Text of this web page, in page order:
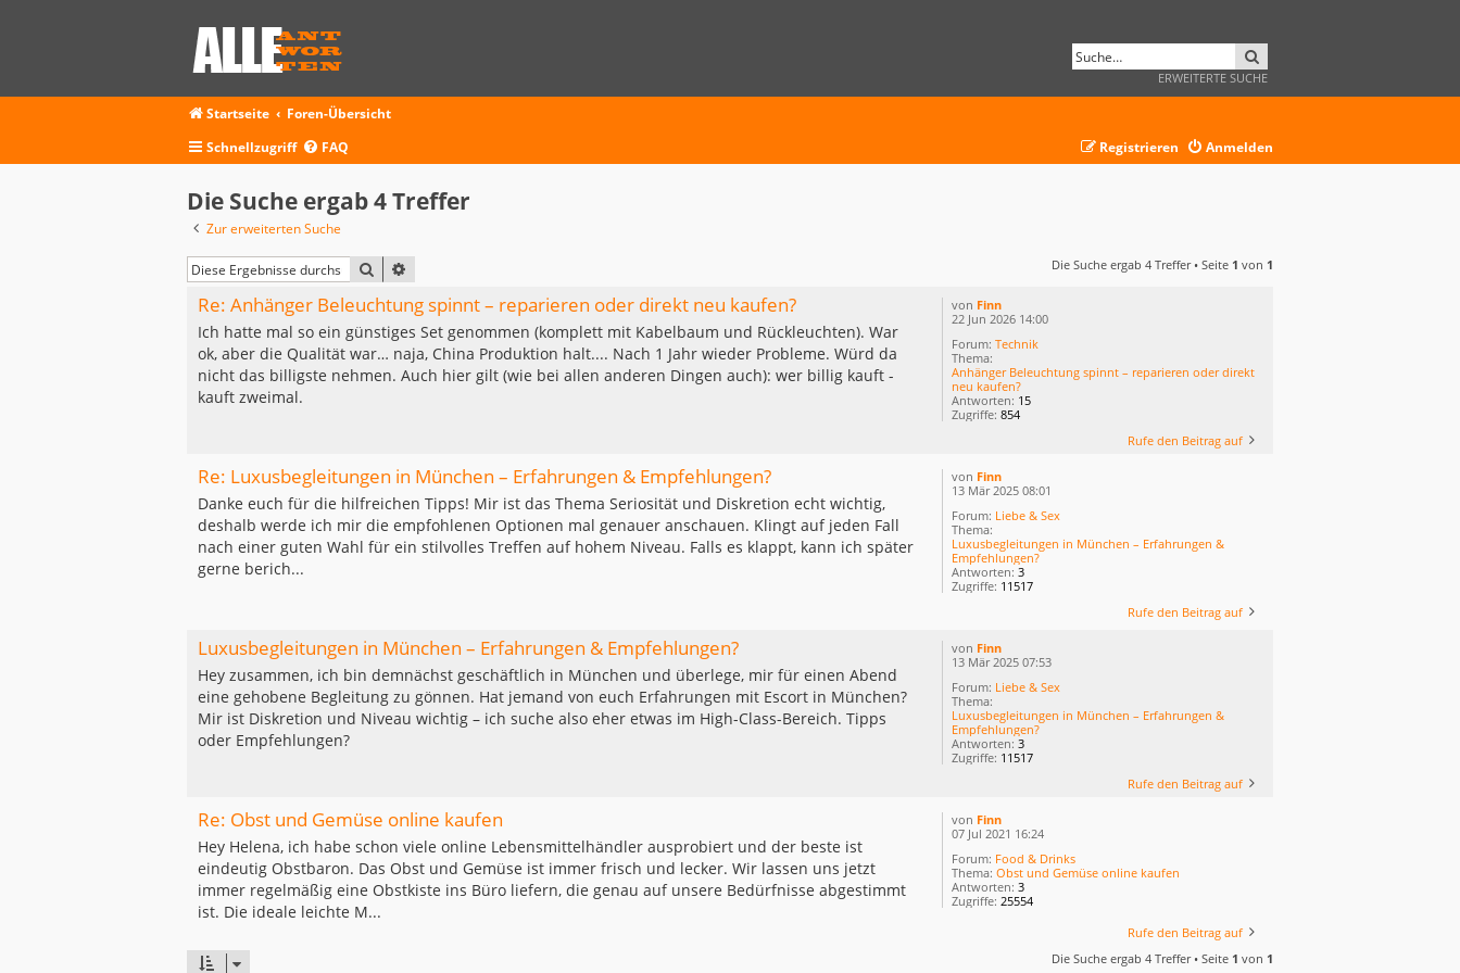
ERWEITERTE SUCHE
Startseite
Foren-Übersicht
Schnellzugriff
FAQ Anmelden
Registrieren
Die Suche ergab 4 Treffer
Zur erweiterten Suche
SUCHE Die Suche ergab 4 Treffer • Seite 1 von 1
von Finn
22 Jun 2026 14:00
Forum: Technik
Thema:
Anhänger Beleuchtung spinnt – reparieren oder direkt
neu kaufen?
Antworten: 15
Zugriffe: 854
Re: Anhänger Beleuchtung spinnt – reparieren oder direkt neu kaufen?
Ich hatte mal so ein günstiges Set genommen (komplett mit Kabelbaum und Rückleuchten). War
ok, aber die Qualität war… naja, China Produktion halt.... Nach 1 Jahr wieder Probleme. Würd da
nicht das billigste nehmen. Auch hier gilt (wie bei allen anderen Dingen auch): wer billig kauft -
kauft zweimal.
Rufe den Beitrag auf
von Finn
13 Mär 2025 08:01
Forum: Liebe & Sex
Thema:
Luxusbegleitungen in München – Erfahrungen &
Empfehlungen?
Antworten: 3
Zugriffe: 11517
Re: Luxusbegleitungen in München – Erfahrungen & Empfehlungen?
Danke euch für die hilfreichen Tipps! Mir ist das Thema Seriosität und Diskretion echt wichtig,
deshalb werde ich mir die empfohlenen Optionen mal genauer anschauen. Klingt auf jeden Fall
nach einer guten Wahl für ein stilvolles Treffen auf hohem Niveau. Falls es klappt, kann ich später
gerne berich...
Rufe den Beitrag auf
von Finn
13 Mär 2025 07:53
Forum: Liebe & Sex
Thema:
Luxusbegleitungen in München – Erfahrungen &
Empfehlungen?
Antworten: 3
Zugriffe: 11517
Luxusbegleitungen in München – Erfahrungen & Empfehlungen?
Hey zusammen, ich bin demnächst geschäftlich in München und überlege, mir für einen Abend
eine gehobene Begleitung zu gönnen. Hat jemand von euch Erfahrungen mit Escort in München?
Mir ist Diskretion und Niveau wichtig – ich suche also eher etwas im High-Class-Bereich. Tipps
oder Empfehlungen?
Rufe den Beitrag auf
von Finn
07 Jul 2021 16:24
Forum: Food & Drinks
Thema: Obst und Gemüse online kaufen
Antworten: 3
Zugriffe: 25554
Re: Obst und Gemüse online kaufen
Hey Helena, ich habe schon viele online Lebensmittelhändler ausprobiert und der beste ist
eindeutig Obstbaron. Das Obst und Gemüse ist immer frisch und lecker. Wir lassen uns jetzt
immer regelmäßig eine Obstkiste ins Büro liefern, die genau auf unsere Bedürfnisse abgestimmt
ist. Die ideale leichte M...
Rufe den Beitrag auf
Die Suche ergab 4 Treffer • Seite 1 von 1